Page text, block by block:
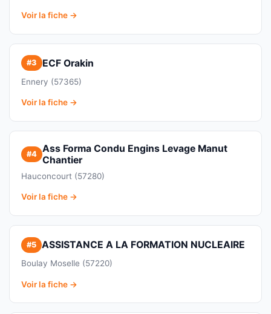
Voir la fiche →
#3 ECF Orakin
Ennery (57365)
Voir la fiche →
#4
Ass Forma Condu Engins Levage Manut
Chantier
Hauconcourt (57280)
Voir la fiche →
#5 ASSISTANCE A LA FORMATION NUCLEAIRE
Boulay Moselle (57220)
Voir la fiche →